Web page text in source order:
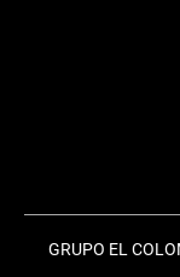
GRUPO EL